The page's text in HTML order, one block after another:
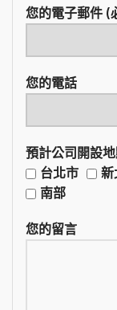
您的電子郵件 (
您的電話
預計公司開設
台北市
新
南部
您的留言